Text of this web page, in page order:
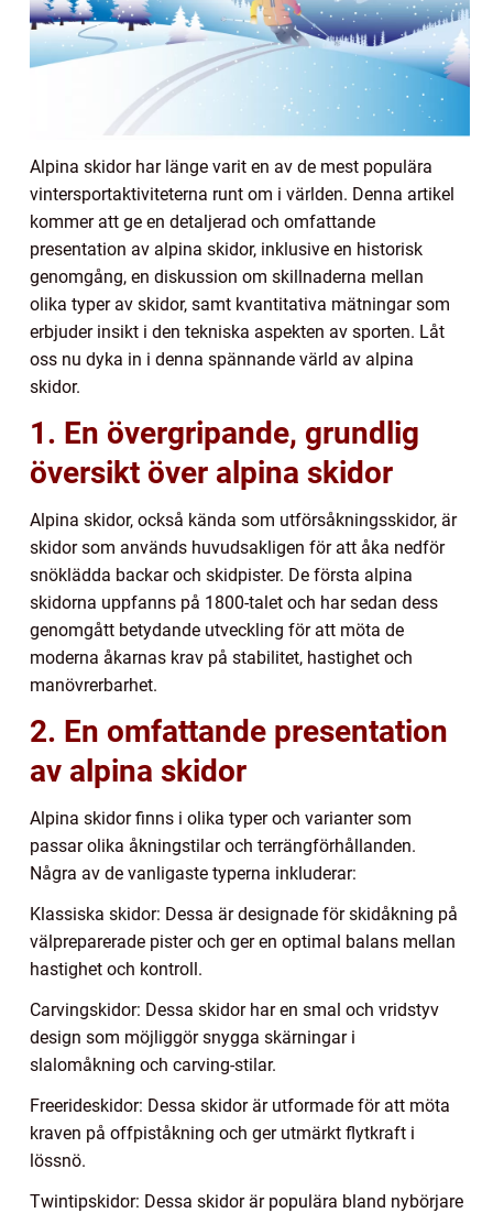
Alpina skidor har länge varit en av de mest populära
vintersportaktiviteterna runt om i världen. Denna artikel
kommer att ge en detaljerad och omfattande
presentation av alpina skidor, inklusive en historisk
genomgång, en diskussion om skillnaderna mellan
olika typer av skidor, samt kvantitativa mätningar som
erbjuder insikt i den tekniska aspekten av sporten. Låt
oss nu dyka in i denna spännande värld av alpina
skidor.
1. En övergripande, grundlig
översikt över alpina skidor
Alpina skidor, också kända som utförsåkningsskidor, är
skidor som används huvudsakligen för att åka nedför
snöklädda backar och skidpister. De första alpina
skidorna uppfanns på 1800-talet och har sedan dess
genomgått betydande utveckling för att möta de
moderna åkarnas krav på stabilitet, hastighet och
manövrerbarhet.
2. En omfattande presentation
av alpina skidor
Alpina skidor finns i olika typer och varianter som
passar olika åkningstilar och terrängförhållanden.
Några av de vanligaste typerna inkluderar:
Klassiska skidor: Dessa är designade för skidåkning på
välpreparerade pister och ger en optimal balans mellan
hastighet och kontroll.
Carvingskidor: Dessa skidor har en smal och vridstyv
design som möjliggör snygga skärningar i
slalomåkning och carving-stilar.
Freerideskidor: Dessa skidor är utformade för att möta
kraven på offpiståkning och ger utmärkt flytkraft i
lössnö.
Twintipskidor: Dessa skidor är populära bland nybörjare